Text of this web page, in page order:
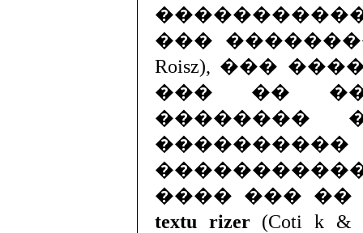
���
Roisz), ���
��� ��
��������
���� ��� ��
textu rizer(Coti k